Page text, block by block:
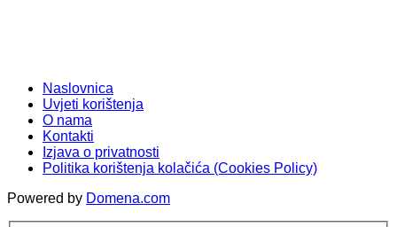
Naslovnica
Uvjeti korištenja
O nama
Kontakti
Izjava o privatnosti
Politika korištenja kolačića (Cookies Policy)
Powered by Domena.com